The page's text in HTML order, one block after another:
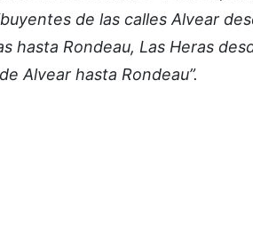
de las calles Alvear
hasta Rondeau, Las Heras
Alvear hasta Rondeau”.